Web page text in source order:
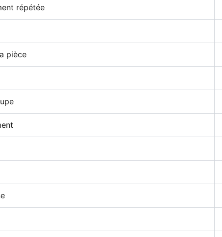
répétée
pièce